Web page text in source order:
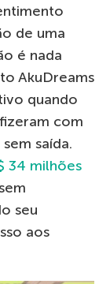
de uma
é nada
AkuDreams
quando
com
saída.
34 milhões
seu
aos